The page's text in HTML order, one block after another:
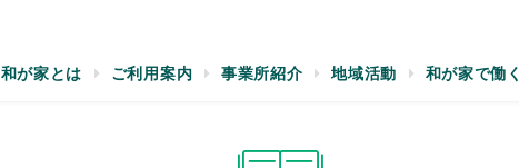
和が家とは ご利用案内 事業所紹介 地域活動 和が家で働く